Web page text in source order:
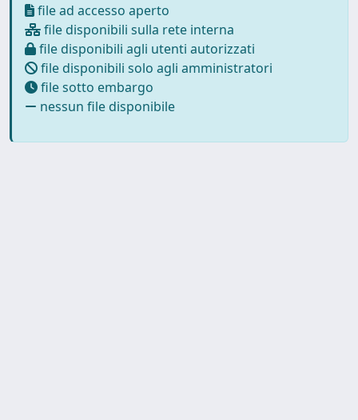
file ad accesso aperto
file disponibili sulla rete interna
file disponibili agli utenti autorizzati
file disponibili solo agli amministratori
file sotto embargo
nessun file disponibile